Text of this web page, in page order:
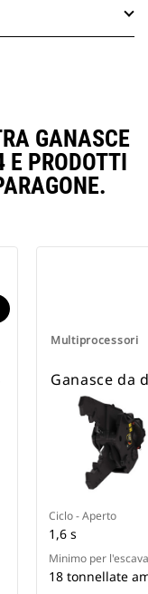
GANASCE
PRODOTTI
Multiprocessori
Ganasce da
Ciclo - Aperto
1,6 s
Minimo per
18 tonnellate